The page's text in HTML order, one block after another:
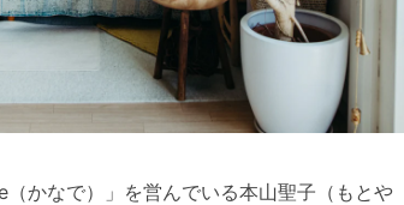
かなで）」を営んでいる本山聖子（もとや